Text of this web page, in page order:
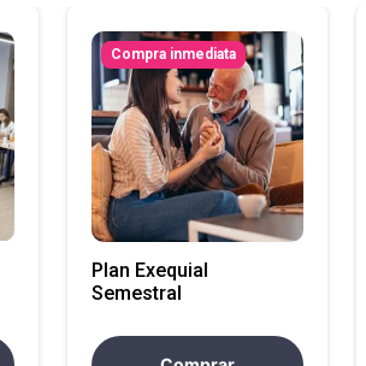
Plan Exequial
Semestral
Compra inmediata